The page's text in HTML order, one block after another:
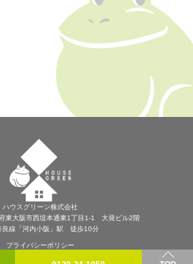
ハウスグリーン株式会社
東大阪市西堤本通東1丁目1-1 大発ビル2階
良線「河内小阪」駅 徒歩10分
プライバシーポリシー